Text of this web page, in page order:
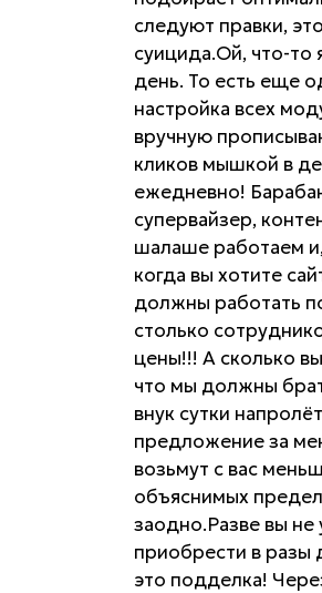
следуют правки,
суицида.Ой, что-то
день. То есть еще
настройка всех
вручную
кликов мышкой в
ежедневно!
супервайзер,
шалаше работаем
когда вы хотите
должны работать
столько
цены!!! А сколько
что мы должны
внук сутки
предложение за
возьмут с вас
объяснимых
заодно.Разве вы не
приобрести в разы
это подделка!